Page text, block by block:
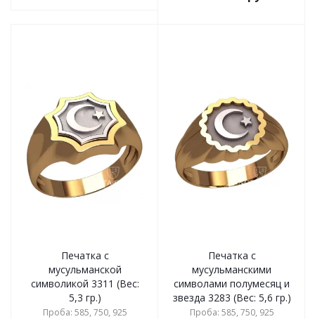
Печатка с
мусульманской
символикой 3311 (Вес:
5,3 гр.)
Проба: 585, 750, 925
Печатка с
мусульманскими
символами полумесяц и
звезда 3283 (Вес: 5,6 гр.)
Проба: 585, 750, 925